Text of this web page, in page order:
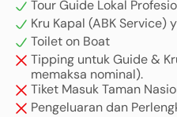
Tour Guide Lokal
Kru Kapal (ABK Service)
Toilet on Boat
Tipping untuk Guide &
memaksa nominal).
Tiket Masuk Taman
Pengeluaran dan